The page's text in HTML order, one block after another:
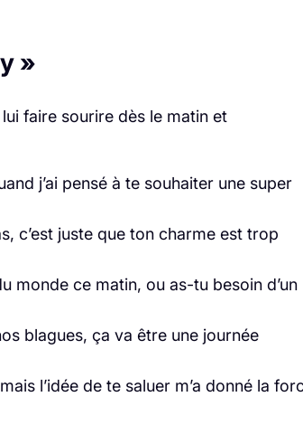
»
faire sourire dès le matin et
j’ai pensé à te souhaiter une super
c’est juste que ton charme est trop
monde ce matin, ou as-tu besoin d’un
blagues, ça va être une journée
l’idée de te saluer m’a donné la